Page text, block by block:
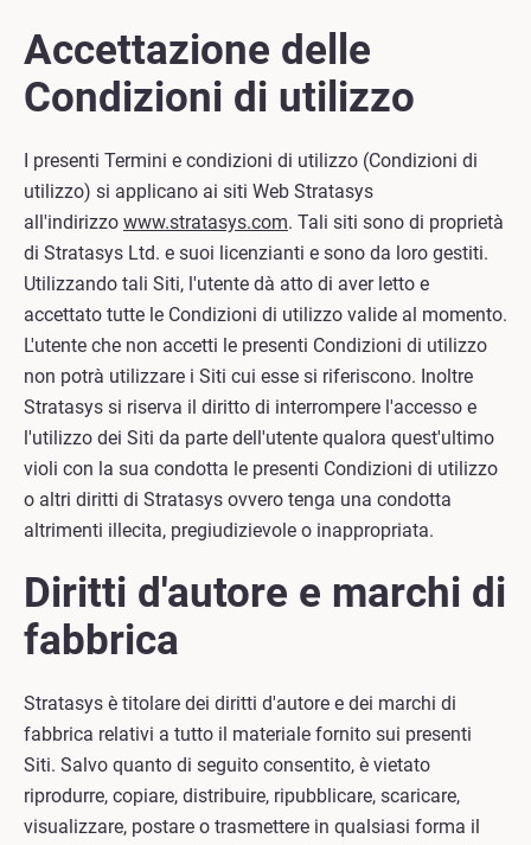
Accettazione delle
Condizioni di utilizzo
I presenti Termini e condizioni di utilizzo (Condizioni di
utilizzo) si applicano ai siti Web Stratasys
all'indirizzo www.stratasys.com. Tali siti sono di proprietà
di Stratasys Ltd. e suoi licenzianti e sono da loro gestiti.
Utilizzando tali Siti, l'utente dà atto di aver letto e
accettato tutte le Condizioni di utilizzo valide al momento.
L'utente che non accetti le presenti Condizioni di utilizzo
non potrà utilizzare i Siti cui esse si riferiscono. Inoltre
Stratasys si riserva il diritto di interrompere l'accesso e
l'utilizzo dei Siti da parte dell'utente qualora quest'ultimo
violi con la sua condotta le presenti Condizioni di utilizzo
o altri diritti di Stratasys ovvero tenga una condotta
altrimenti illecita, pregiudizievole o inappropriata.
Diritti d'autore e marchi di
fabbrica
Stratasys è titolare dei diritti d'autore e dei marchi di
fabbrica relativi a tutto il materiale fornito sui presenti
Siti. Salvo quanto di seguito consentito, è vietato
riprodurre, copiare, distribuire, ripubblicare, scaricare,
visualizzare, postare o trasmettere in qualsiasi forma il